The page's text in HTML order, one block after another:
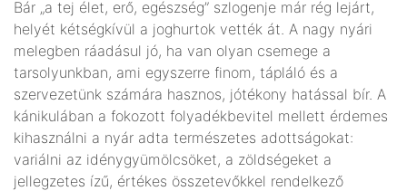
Bár „a tej élet, erő, egészség” szlogenje már rég lejárt,
helyét kétségkívül a joghurtok vették át. A nagy nyári
melegben ráadásul jó, ha van olyan csemege a
tarsolyunkban, ami egyszerre finom, tápláló és a
szervezetünk számára hasznos, jótékony hatással bír. A
kánikulában a fokozott folyadékbevitel mellett érdemes
kihasználni a nyár adta természetes adottságokat:
variálni az idénygyümölcsöket, a zöldségeket a
jellegzetes ízű, értékes összetevőkkel rendelkező